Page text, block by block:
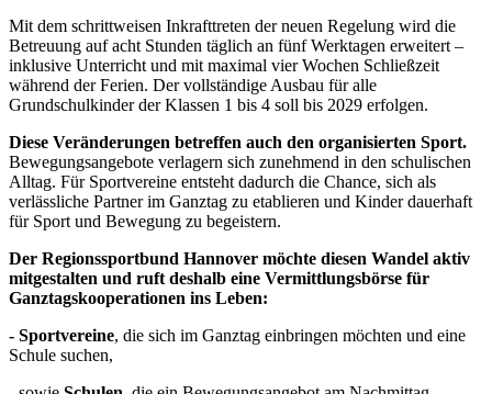
Mit dem schrittweisen Inkrafttreten der neuen Regelung wird die
Betreuung auf acht Stunden täglich an fünf Werktagen erweitert –
inklusive Unterricht und mit maximal vier Wochen Schließzeit
während der Ferien. Der vollständige Ausbau für alle
Grundschulkinder der Klassen 1 bis 4 soll bis 2029 erfolgen.
Diese Veränderungen betreffen auch den organisierten Sport.
Bewegungsangebote verlagern sich zunehmend in den schulischen
Alltag. Für Sportvereine entsteht dadurch die Chance, sich als
verlässliche Partner im Ganztag zu etablieren und Kinder dauerhaft
für Sport und Bewegung zu begeistern.
Der Regionssportbund Hannover möchte diesen Wandel aktiv
mitgestalten und ruft deshalb eine Vermittlungsbörse für
Ganztagskooperationen ins Leben:
- Sportvereine, die sich im Ganztag einbringen möchten und eine
Schule suchen,